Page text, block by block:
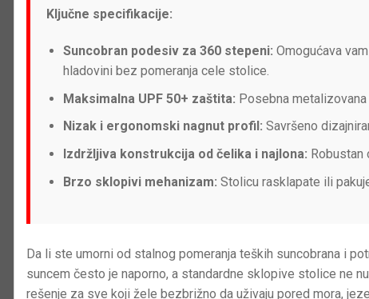
Ključne specifikacije:
Suncobran podesiv za 360 stepeni: Omogućava
hladovini bez pomeranja cele stolice.
Maksimalna UPF 50+ zaštita: Posebna
Nizak i ergonomski nagnut profil: Savršeno
Izdržljiva konstrukcija od čelika i najlona: Robustan
Brzo sklopivi mehanizam: Stolicu rasklapate ili
Da li ste umorni od stalnog pomeranja teških suncobrana i
suncem često je naporno, a standardne sklopive stolice ne
rešenje za sve koji žele bezbrižno da uživaju pored mora,